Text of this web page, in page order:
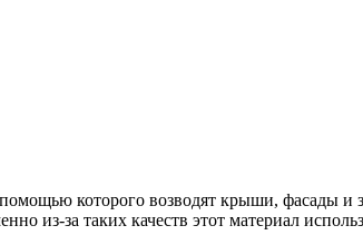
которого возводят крыши, фасады и
из-за таких качеств этот материал